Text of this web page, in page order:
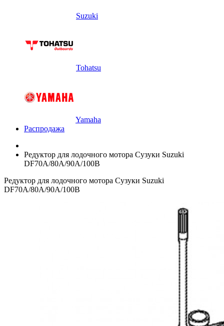
Suzuki
Tohatsu
Yamaha
Распродажа
Редуктор для лодочного мотора Сузуки Suzuki
DF70A/80A/90A/100B
Редуктор для лодочного мотора Сузуки Suzuki
DF70A/80A/90A/100B